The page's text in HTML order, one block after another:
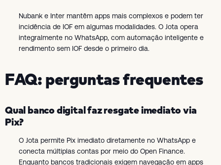
Nubank e Inter mantêm apps mais complexos e podem ter
incidência de IOF em algumas modalidades. O Jota opera
integralmente no WhatsApp, com automação inteligente e
rendimento sem IOF desde o primeiro dia.
FAQ: perguntas frequentes
Qual banco digital faz resgate imediato via
Pix?
O Jota permite Pix imediato diretamente no WhatsApp e
conecta múltiplas contas por meio do Open Finance.
Enquanto bancos tradicionais exigem navegação em apps